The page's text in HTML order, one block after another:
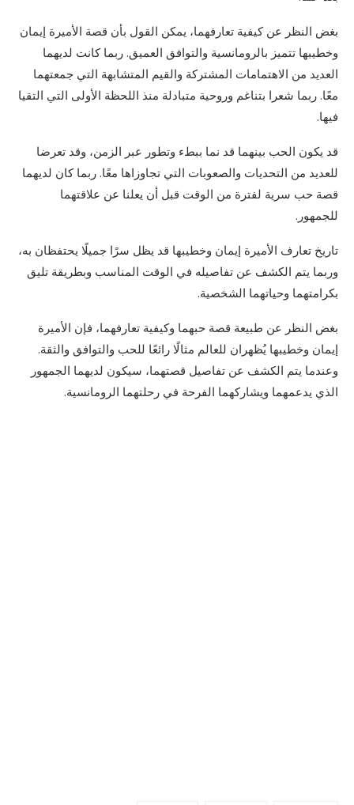
بغض النظر عن كيفية تعارفهما، يمكن القول بأن قصة الأميرة إيمان
وخطيبها تتميز بالرومانسية والتوافق العميق. ربما كانت لديهما
العديد من الاهتمامات المشتركة والقيم المتشابهة التي جمعتهما
معًا. ربما شعرا بتناغم وروحية متبادلة منذ اللحظة الأولى التي التقيا
فيها.
قد يكون الحب بينهما قد نما ببطء وتطور عبر الزمن، وقد تعرضا
للعديد من التحديات والصعوبات التي تجاوزاها معًا. ربما كان لديهما
قصة حب سرية لفترة من الوقت قبل أن يعلنا عن علاقتهما
للجمهور.
تاريخ تعارف الأميرة إيمان وخطيبها قد يظل سرًا جميلًا يحتفظان به،
وربما يتم الكشف عن تفاصيله في الوقت المناسب وبطريقة تليق
بكرامتهما وحياتهما الشخصية.
بغض النظر عن طبيعة قصة حبهما وكيفية تعارفهما، فإن الأميرة
إيمان وخطيبها يُظهران للعالم مثالًا رائعًا للحب والتوافق والثقة.
وعندما يتم الكشف عن تفاصيل قصتهما، سيكون لديهما الجمهور
الذي يدعمهما ويشاركهما الفرحة في رحلتهما الرومانسية.